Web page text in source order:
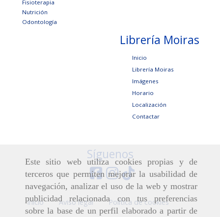
Este sitio web utiliza cookies propias y de
terceros que permiten mejorar la usabilidad de
navegación, analizar el uso de la web y mostrar
publicidad relacionada con tus preferencias
sobre la base de un perfil elaborado a partir de
Fisioterapia
Nutrición
Odontología
Librería Moiras
Inicio
Librería Moiras
Imágenes
Horario
Localización
Contactar
Síguenos
Inicio Aviso legal Política de cookies